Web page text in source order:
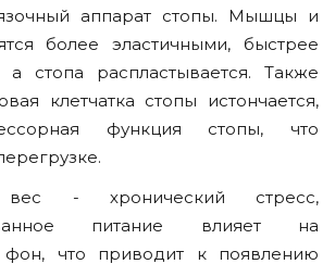
аппарат стопы. Мышцы и
более эластичными, быстрее
а стопа распластывается. Также
клетчатка стопы истончается,
функция стопы, что
- хронический стресс,
питание влияет на
фон, что приводит к появлению